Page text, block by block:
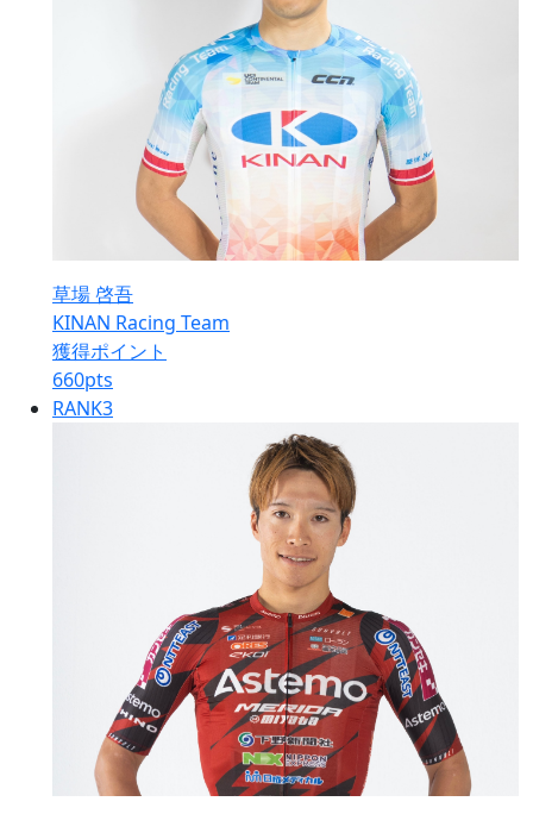
草場 啓吾
KINAN Racing Team
獲得ポイント
660pts
RANK3